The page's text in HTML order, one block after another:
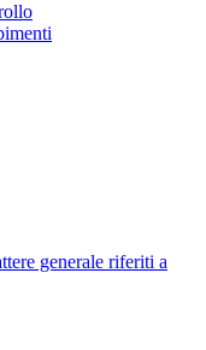
generale riferiti a